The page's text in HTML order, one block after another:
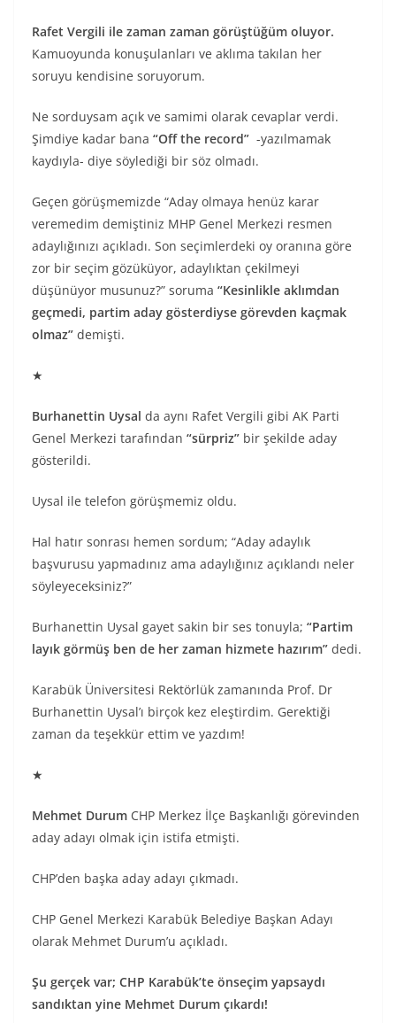
Rafet Vergili ile zaman zaman görüştüğüm oluyor.
Kamuoyunda konuşulanları ve aklıma takılan her
soruyu kendisine soruyorum.
Ne sorduysam açık ve samimi olarak cevaplar verdi.
Şimdiye kadar bana “Off the record” -yazılmamak
kaydıyla- diye söylediği bir söz olmadı.
Geçen görüşmemizde “Aday olmaya henüz karar
veremedim demiştiniz MHP Genel Merkezi resmen
adaylığınızı açıkladı. Son seçimlerdeki oy oranına göre
zor bir seçim gözüküyor, adaylıktan çekilmeyi
düşünüyor musunuz?” soruma “Kesinlikle aklımdan
geçmedi, partim aday gösterdiyse görevden kaçmak
olmaz” demişti.
★
Burhanettin Uysal da aynı Rafet Vergili gibi AK Parti
Genel Merkezi tarafından “sürpriz” bir şekilde aday
gösterildi.
Uysal ile telefon görüşmemiz oldu.
Hal hatır sonrası hemen sordum; “Aday adaylık
başvurusu yapmadınız ama adaylığınız açıklandı neler
söyleyeceksiniz?”
Burhanettin Uysal gayet sakin bir ses tonuyla; “Partim
layık görmüş ben de her zaman hizmete hazırım” dedi.
Karabük Üniversitesi Rektörlük zamanında Prof. Dr
Burhanettin Uysal’ı birçok kez eleştirdim. Gerektiği
zaman da teşekkür ettim ve yazdım!
★
Mehmet Durum CHP Merkez İlçe Başkanlığı görevinden
aday adayı olmak için istifa etmişti.
CHP’den başka aday adayı çıkmadı.
CHP Genel Merkezi Karabük Belediye Başkan Adayı
olarak Mehmet Durum’u açıkladı.
Şu gerçek var; CHP Karabük’te önseçim yapsaydı
sandıktan yine Mehmet Durum çıkardı!